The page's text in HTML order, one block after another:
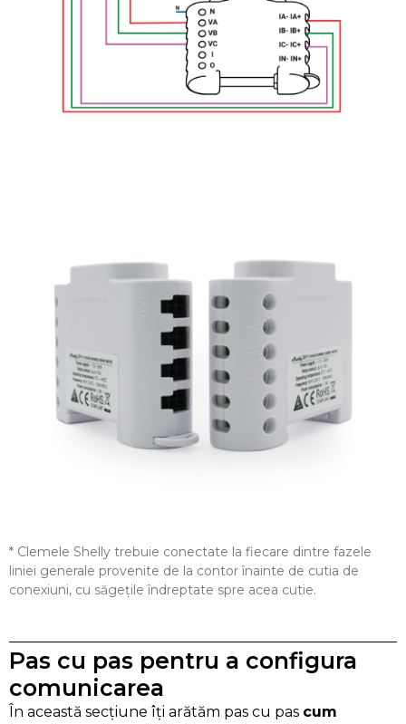
* Clemele Shelly trebuie conectate la fiecare dintre fazele
liniei generale provenite de la contor înainte de cutia de
conexiuni, cu săgețile îndreptate spre acea cutie.
Pas cu pas pentru a configura
comunicarea
În această secțiune îți arătăm pas cu pas cum